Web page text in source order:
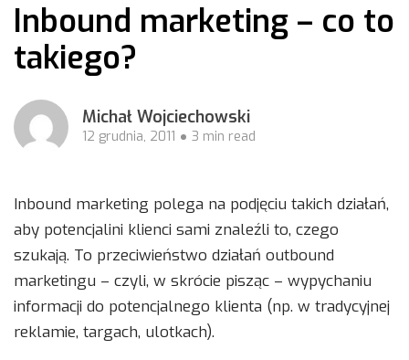
Inbound marketing – co to
takiego?
Michał Wojciechowski
12 grudnia, 2011 3 min read
Inbound marketing polega na podjęciu takich działań,
aby potencjalini klienci sami znaleźli to, czego
szukają. To przeciwieństwo działań outbound
marketingu – czyli, w skrócie pisząc – wypychaniu
informacji do potencjalnego klienta (np. w tradycyjnej
reklamie, targach, ulotkach).